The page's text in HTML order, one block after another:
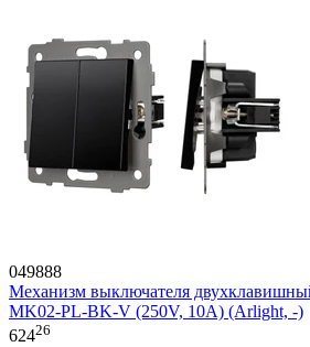
049888
Механизм выключателя
MK02-PL-BK-V (250V, 10A) (Arlight, -)
62426